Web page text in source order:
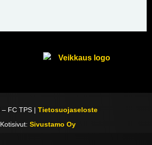
– FC TPS |Tietosuojaseloste
Kotisivut: Sivustamo Oy